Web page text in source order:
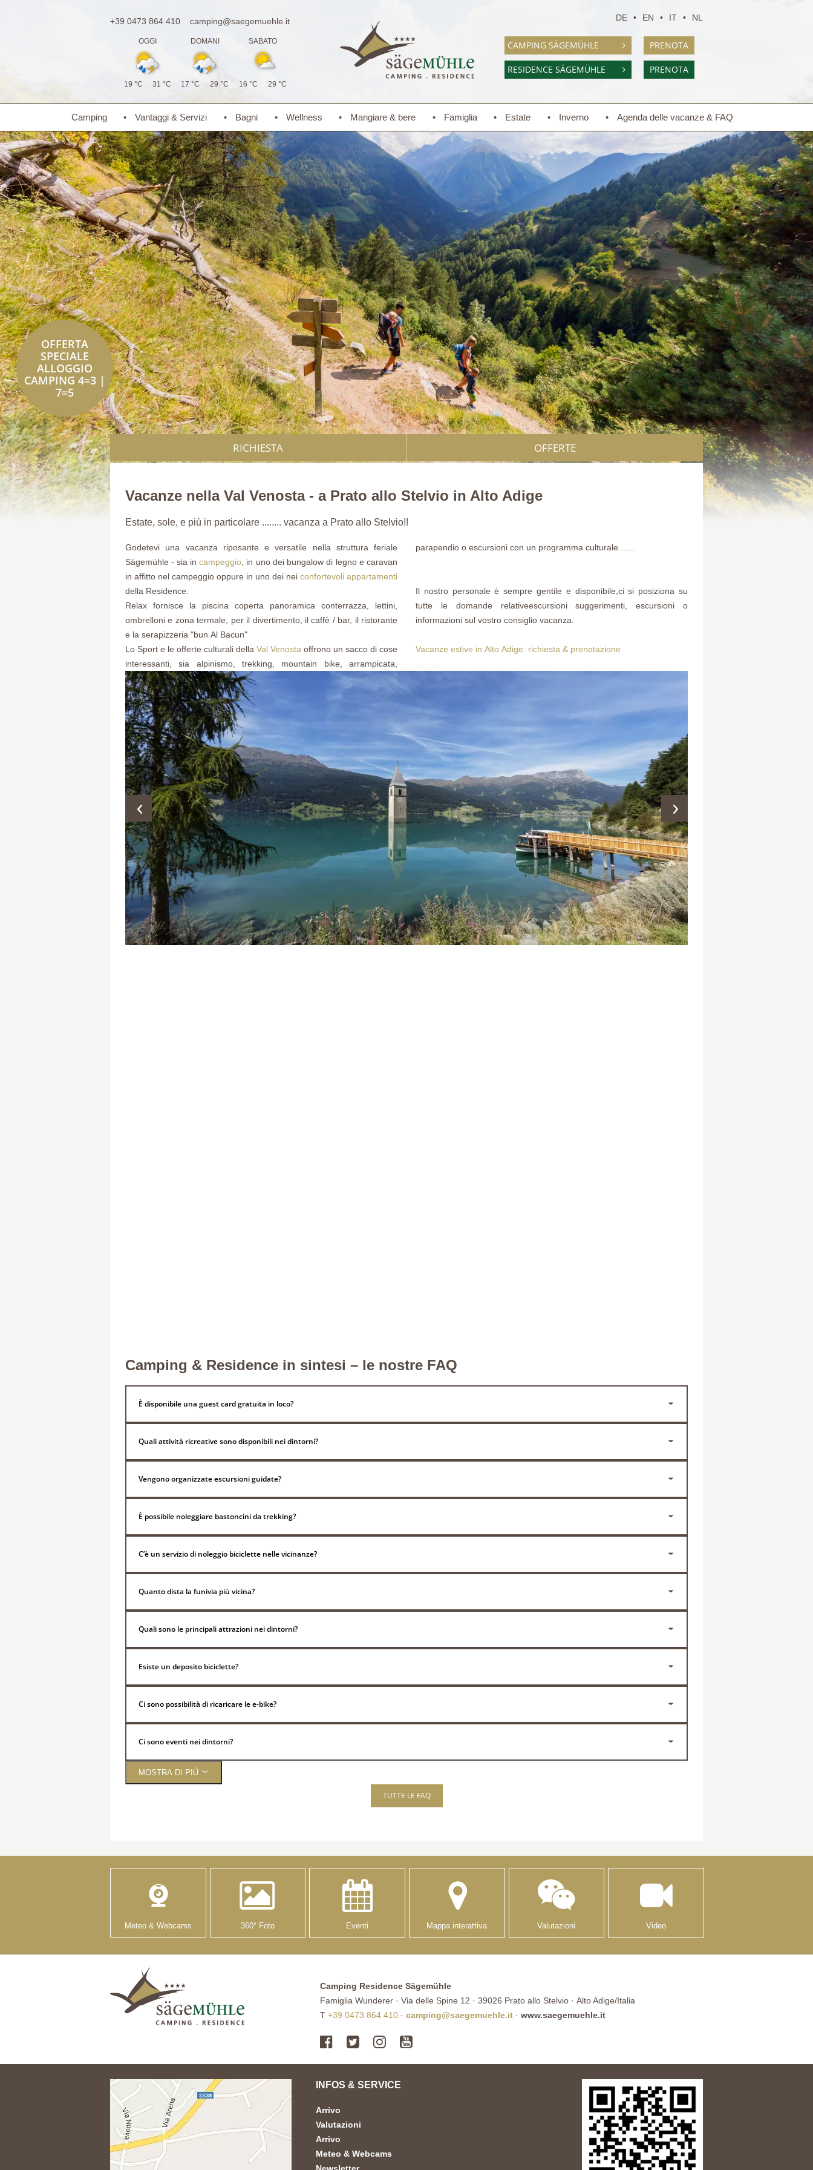
+39 0473 864 410 camping@saegemuehle.it
OGGI DOMANI SABATO
19 °C 31 °C 17 °C 29 °C 16 °C 29 °C
DE EN IT NL
CAMPING SÄGEMÜHLE PRENOTA
RESIDENCE SÄGEMÜHLE PRENOTA
Camping Vantaggi & Servizi Bagni Wellness Mangiare & bere Famiglia Estate Inverno Agenda delle vacanze & FAQ
OFFERTA
SPECIALE
ALLOGGIO
CAMPING 4=3 |
7=5
RICHIESTA OFFERTE
Vacanze nella Val Venosta - a Prato allo Stelvio in Alto Adige
Estate, sole, e più in particolare ........ vacanza a Prato allo Stelvio!!
Godetevi una vacanza riposante e versatile nella struttura feriale
Sägemühle - sia in campeggio , in uno dei bungalow di legno e caravan
in affitto nel campeggio oppure in uno dei nei confortevoli appartamenti
della Residence.
Relax fornisce la piscina coperta panoramica conterrazza, lettini,
ombrelloni e zona termale, per il divertimento, il caffè / bar, il ristorante
e la serapizzeria "bun Al Bacun"
Lo Sport e le offerte culturali della Val Venosta offrono un sacco di cose
interessanti, sia alpinismo, trekking, mountain bike, arrampicata,
parapendio o escursioni con un programma culturale ......
Il nostro personale è sempre gentile e disponibile,ci si posiziona su
tutte le domande relativeescursioni suggerimenti, escursioni o
informazioni sul vostro consiglio vacanza.
Vacanze estive in Alto Adige: richiesta & prenotazione
Camping & Residence in sintesi – le nostre FAQ
È disponibile una guest card gratuita in loco?
Quali attività ricreative sono disponibili nei dintorni?
Vengono organizzate escursioni guidate?
È possibile noleggiare bastoncini da trekking?
C’è un servizio di noleggio biciclette nelle vicinanze?
Quanto dista la funivia più vicina?
Quali sono le principali attrazioni nei dintorni?
Esiste un deposito biciclette?
Ci sono possibilità di ricaricare le e-bike?
Ci sono eventi nei dintorni?
MOSTRA DI PIÙ
TUTTE LE FAQ
Meteo & Webcams 360° Foto Eventi Mappa interattiva Valutazioni Video
Camping Residence Sägemühle
Famiglia Wunderer · Via delle Spine 12 · 39026 Prato allo Stelvio · Alto Adige/Italia
T +39 0473 864 410 · camping@saegemuehle.it · www.saegemuehle.it
INFOS & SERVICE
Arrivo
Valutazioni
Arrivo
Meteo & Webcams